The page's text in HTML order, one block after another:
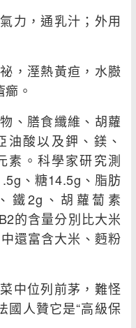
力，通乳汁；外用
，溼熱黃疸，水臌
。
、膳食纖維、胡蘿
酸以及鉀、鎂、
素。科學家研究測
、糖14.5g、脂肪
鐵2g、胡蘿蔔素
的含量分別比大米
還富含大米、麪粉
中位列前茅，難怪
國人贊它是“高級保